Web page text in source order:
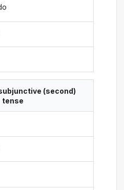
(second)
tense